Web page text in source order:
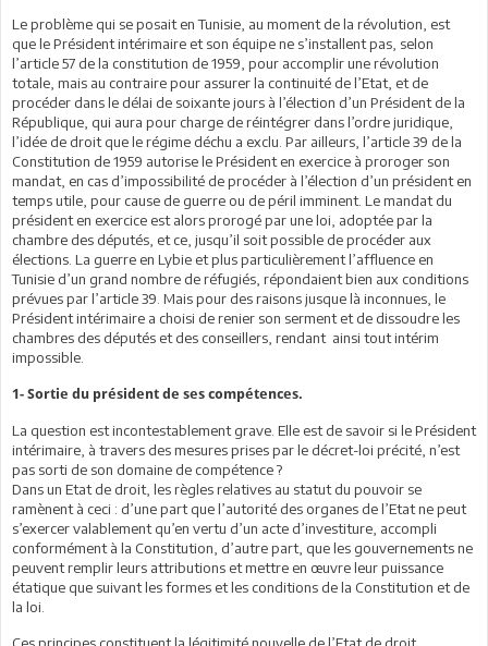
Le problème qui se posait en Tunisie, au moment de la révolution, est
que le Président intérimaire et son équipe ne s’installent pas, selon
l’article 57 de la constitution de 1959, pour accomplir une révolution
totale, mais au contraire pour assurer la continuité de l’Etat, et de
procéder dans le délai de soixante jours à l’élection d’un Président de la
République, qui aura pour charge de réintégrer dans l’ordre juridique,
l’idée de droit que le régime déchu a exclu. Par ailleurs, l’article 39 de la
Constitution de 1959 autorise le Président en exercice à proroger son
mandat, en cas d’impossibilité de procéder à l’élection d’un président en
temps utile, pour cause de guerre ou de péril imminent. Le mandat du
président en exercice est alors prorogé par une loi, adoptée par la
chambre des députés, et ce, jusqu’il soit possible de procéder aux
élections. La guerre en Lybie et plus particulièrement l’affluence en
Tunisie d’un grand nombre de réfugiés, répondaient bien aux conditions
prévues par l’article 39. Mais pour des raisons jusque là inconnues, le
Président intérimaire a choisi de renier son serment et de dissoudre les
chambres des députés et des conseillers, rendant ainsi tout intérim
impossible.
1- Sortie du président de ses compétences.
La question est incontestablement grave. Elle est de savoir si le Président
intérimaire, à travers des mesures prises par le décret-loi précité, n’est
pas sorti de son domaine de compétence ?
Dans un Etat de droit, les règles relatives au statut du pouvoir se
ramènent à ceci : d’une part que l’autorité des organes de l’Etat ne peut
s’exercer valablement qu’en vertu d’un acte d’investiture, accompli
conformément à la Constitution, d’autre part, que les gouvernements ne
peuvent remplir leurs attributions et mettre en œuvre leur puissance
étatique que suivant les formes et les conditions de la Constitution et de
la loi.